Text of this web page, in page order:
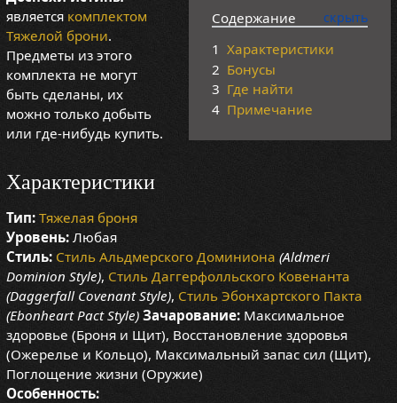
Содержание
1 Характеристики
2 Бонусы
3 Где найти
4 Примечание
является комплектом
Тяжелой брони.
Предметы из этого
комплекта не могут
быть сделаны, их
можно только добыть
или где-нибудь купить.
Характеристики
Тип: Тяжелая броня
Уровень:Любая
Стиль: Стиль Альдмерского Доминиона (Aldmeri
Dominion Style), Стиль Даггерфолльского Ковенанта
(Daggerfall Covenant Style), Стиль Эбонхартского Пакта
(Ebonheart Pact Style) Зачарование:Максимальное
здоровье (Броня и Щит), Восстановление здоровья
(Ожерелье и Кольцо), Максимальный запас сил (Щит),
Поглощение жизни (Оружие)
Особенность: